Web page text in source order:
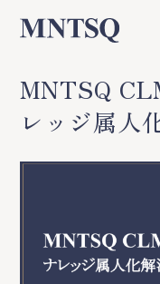
MNTSQ
レッジ属人